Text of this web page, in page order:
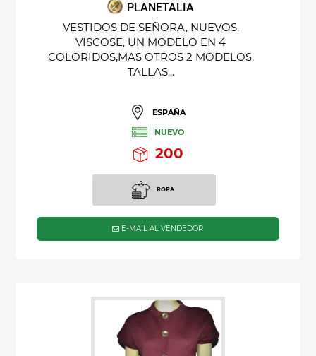
PLANETALIA
VESTIDOS DE SEÑORA, NUEVOS,
VISCOSE, UN MODELO EN 4
COLORIDOS,MAS OTROS 2 MODELOS,
TALLAS...
ESPAÑA
NUEVO
200
ROPA
E-MAIL AL VENDEDOR